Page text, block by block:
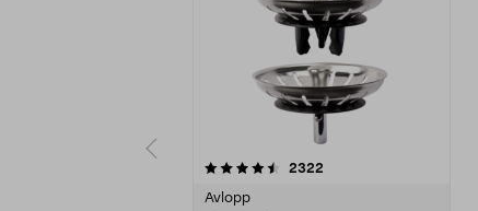
2322
Avlopp
4.0 av 5 stjärnor